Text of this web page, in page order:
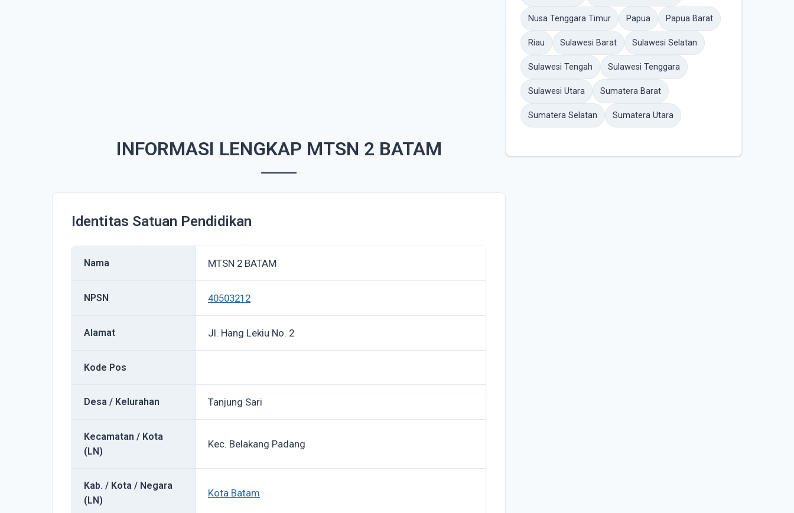
INFORMASI LENGKAP MTSN 2 BATAM
Identitas Satuan Pendidikan
Nama MTSN 2 BATAM
NPSN 40503212
Alamat Jl. Hang Lekiu No. 2
Kode Pos
Desa / Kelurahan Tanjung Sari
Kecamatan / Kota
(LN)
Kec. Belakang Padang
Kab. / Kota / Negara
(LN)
Kota Batam
Nusa Tenggara Timur Papua Papua Barat
Riau Sulawesi Barat Sulawesi Selatan
Sulawesi Tengah Sulawesi Tenggara
Sulawesi Utara Sumatera Barat
Sumatera Selatan Sumatera Utara